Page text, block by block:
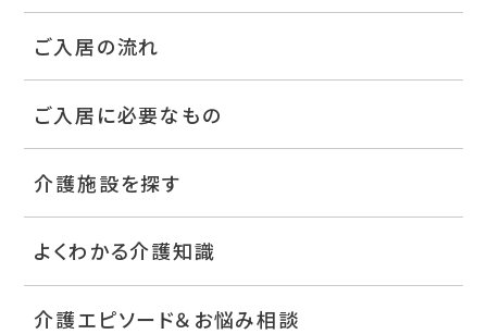
ご入居の流れ
ご入居に必要なもの
介護施設を探す
よくわかる介護知識
介護エピソード＆お悩み相談